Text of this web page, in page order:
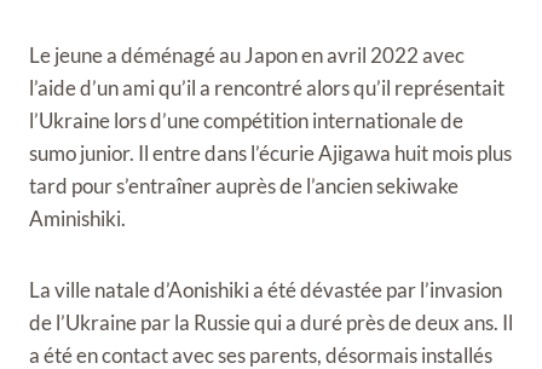
Le jeune a déménagé au Japon en avril 2022 avec
l’aide d’un ami qu’il a rencontré alors qu’il représentait
l’Ukraine lors d’une compétition internationale de
sumo junior. Il entre dans l’écurie Ajigawa huit mois plus
tard pour s’entraîner auprès de l’ancien sekiwake
Aminishiki.
La ville natale d’Aonishiki a été dévastée par l’invasion
de l’Ukraine par la Russie qui a duré près de deux ans. Il
a été en contact avec ses parents, désormais installés